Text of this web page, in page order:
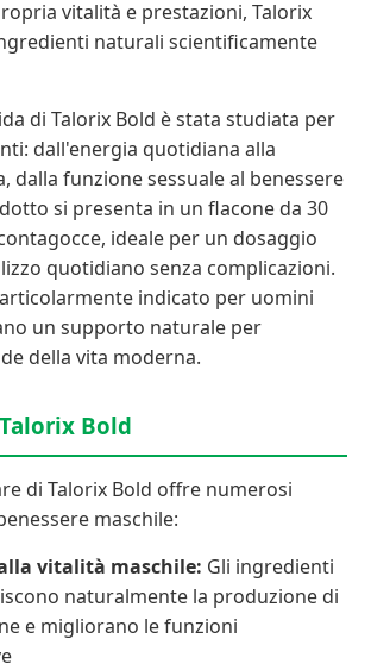
vitalità e prestazioni, Talorix
naturali scientificamente
di Talorix Bold è stata studiata per
dall'energia quotidiana alla
dalla funzione sessuale al benessere
si presenta in un flacone da 30
ideale per un dosaggio
quotidiano senza complicazioni.
indicato per uomini
un supporto naturale per
della vita moderna.
Bold
di Talorix Bold offre numerosi
maschile:
vitalità maschile: Gli ingredienti
naturalmente la produzione di
e migliorano le funzioni